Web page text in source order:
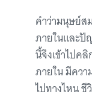
คำว่ามนุษย์
ภายในและปั
นี้จึงเข้าไปค
ภายใน มีควา
ไปทางไหน ชี